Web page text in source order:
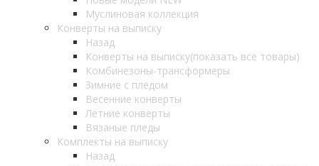
Муслиновая коллекция
Конверты на выписку
Назад
Конверты на выписку(показать все товары)
Комбинезоны-трансформеры
Зимние с пледом
Весенние конверты
Летние конверты
Вязаные пледы
Комплекты на выписку
Назад